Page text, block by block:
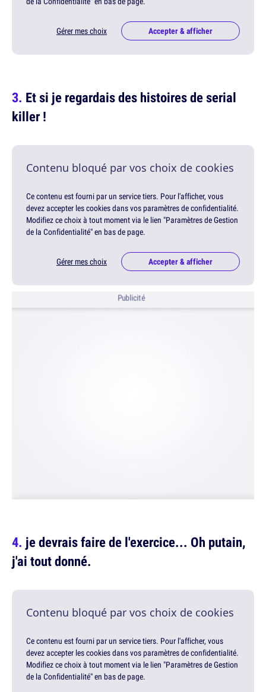
Gérer mes choix Accepter & afficher
Et si je regardais des histoires de serial
killer !
Contenu bloqué par vos choix de cookies
Ce contenu est fourni par un service tiers. Pour l'afficher, vous
devez accepter les cookies dans vos paramètres de confidentialité.
Modifiez ce choix à tout moment via le lien "Paramètres de Gestion
de la Confidentialité" en bas de page.
Gérer mes choix Accepter & afficher
Publicité
je devrais faire de l'exercice... Oh putain,
j'ai tout donné.
Contenu bloqué par vos choix de cookies
Ce contenu est fourni par un service tiers. Pour l'afficher, vous
devez accepter les cookies dans vos paramètres de confidentialité.
Modifiez ce choix à tout moment via le lien "Paramètres de Gestion
de la Confidentialité" en bas de page.